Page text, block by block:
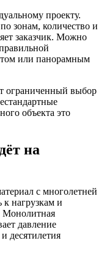
проекту.
зонам, количество и
заказчик. Можно
или панорамным
ограниченный выбор
объекта это
на
с многолетней
к нагрузкам и
Монолитная
давление
десятилетия